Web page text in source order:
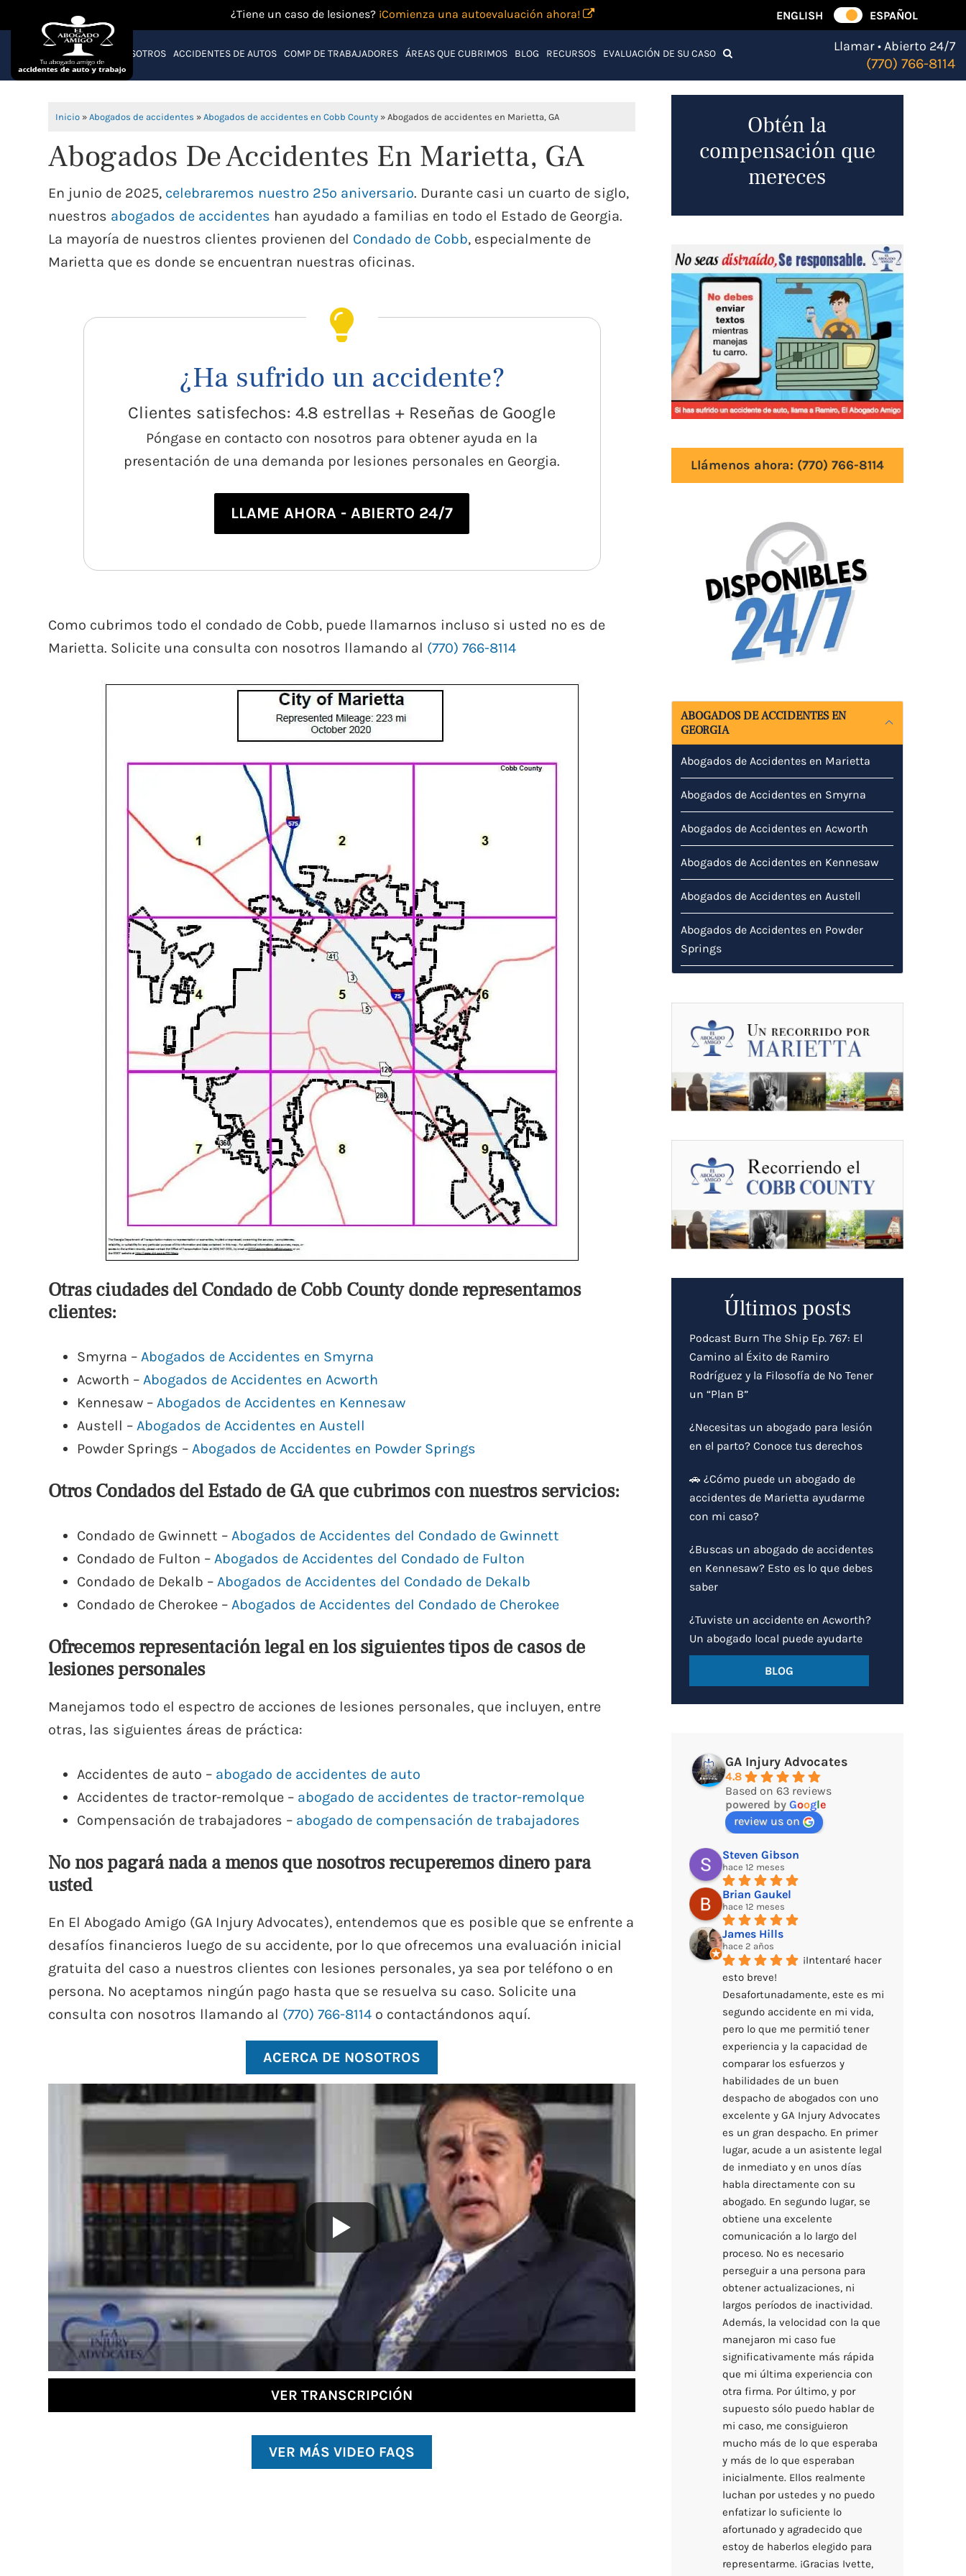
¿Tiene un caso de lesiones? ¡Comienza una autoevaluación ahora! ENGLISH ESPAÑOL
NOSOTROS ACCIDENTES DE AUTOS COMP DE TRABAJADORES ÁREAS QUE CUBRIMOS BLOG RECURSOS EVALUACIÓN DE SU CASO Llamar • Abierto 24/7
(770) 766-8114
Inicio »Abogados de accidentes »Abogados de accidentes en Cobb County »Abogados de accidentes en Marietta, GA
Abogados De Accidentes En Marietta, GA
En junio de 2025, celebraremos nuestro 25o aniversario. Durante casi un cuarto de siglo,
nuestros abogados de accidentes han ayudado a familias en todo el Estado de Georgia.
La mayoría de nuestros clientes provienen del Condado de Cobb, especialmente de
Marietta que es donde se encuentran nuestras oficinas.
¿Ha sufrido un accidente?
Clientes satisfechos: 4.8 estrellas + Reseñas de Google
Póngase en contacto con nosotros para obtener ayuda en la
presentación de una demanda por lesiones personales en Georgia.
LLAME AHORA - ABIERTO 24/7
Como cubrimos todo el condado de Cobb, puede llamarnos incluso si usted no es de
Marietta. Solicite una consulta con nosotros llamando al (770) 766-8114
Otras ciudades del Condado de Cobb County donde representamos
clientes:
Smyrna –Abogados de Accidentes en Smyrna
Acworth –Abogados de Accidentes en Acworth
Kennesaw –Abogados de Accidentes en Kennesaw
Austell –Abogados de Accidentes en Austell
Powder Springs –Abogados de Accidentes en Powder Springs
Otros Condados del Estado de GA que cubrimos con nuestros servicios:
Condado de Gwinnett –Abogados de Accidentes del Condado de Gwinnett
Condado de Fulton –Abogados de Accidentes del Condado de Fulton
Condado de Dekalb –Abogados de Accidentes del Condado de Dekalb
Condado de Cherokee –Abogados de Accidentes del Condado de Cherokee
Ofrecemos representación legal en los siguientes tipos de casos de
lesiones personales
Manejamos todo el espectro de acciones de lesiones personales, que incluyen, entre
otras, las siguientes áreas de práctica:
Accidentes de auto – abogado de accidentes de auto
Accidentes de tractor-remolque – abogado de accidentes de tractor-remolque
Compensación de trabajadores – abogado de compensación de trabajadores
No nos pagará nada a menos que nosotros recuperemos dinero para
usted
En El Abogado Amigo (GA Injury Advocates), entendemos que es posible que se enfrente a
desafíos financieros luego de su accidente, por lo que ofrecemos una evaluación inicial
gratuita del caso a nuestros clientes con lesiones personales, ya sea por teléfono o en
persona. No aceptamos ningún pago hasta que se resuelva su caso. Solicite una
consulta con nosotros llamando al (770) 766-8114 o contactándonos aquí.
ACERCA DE NOSOTROS
VER TRANSCRIPCIÓN
VER MÁS VIDEO FAQS
Obtén la
compensación que
mereces
Llámenos ahora: (770) 766-8114
ABOGADOS DE ACCIDENTES EN
GEORGIA
Abogados de Accidentes en Marietta
Abogados de Accidentes en Smyrna
Abogados de Accidentes en Acworth
Abogados de Accidentes en Kennesaw
Abogados de Accidentes en Austell
Abogados de Accidentes en Powder
Springs
Últimos posts
Podcast Burn The Ship Ep. 767: El
Camino al Éxito de Ramiro
Rodríguez y la Filosofía de No Tener
un “Plan B”
¿Necesitas un abogado para lesión
en el parto? Conoce tus derechos
🚗 ¿Cómo puede un abogado de
accidentes de Marietta ayudarme
con mi caso?
¿Buscas un abogado de accidentes
en Kennesaw? Esto es lo que debes
saber
¿Tuviste un accidente en Acworth?
Un abogado local puede ayudarte
BLOG
GA Injury Advocates
4.8
Based on 63 reviews
powered by Google
review us on
Steven Gibson
hace 12 meses
Brian Gaukel
hace 12 meses
James Hills
hace 2 años
¡Intentaré hacer
esto breve!
Desafortunadamente, este es mi
segundo accidente en mi vida,
pero lo que me permitió tener
experiencia y la capacidad de
comparar los esfuerzos y
habilidades de un buen
despacho de abogados con uno
excelente y GA Injury Advocates
es un gran despacho. En primer
lugar, acude a un asistente legal
de inmediato y en unos días
habla directamente con su
abogado. En segundo lugar, se
obtiene una excelente
comunicación a lo largo del
proceso. No es necesario
perseguir a una persona para
obtener actualizaciones, ni
largos períodos de inactividad.
Además, la velocidad con la que
manejaron mi caso fue
significativamente más rápida
que mi última experiencia con
otra firma. Por último, y por
supuesto sólo puedo hablar de
mi caso, me consiguieron
mucho más de lo que esperaba
y más de lo que esperaban
inicialmente. Ellos realmente
luchan por ustedes y no puedo
enfatizar lo suficiente lo
afortunado y agradecido que
estoy de haberlos elegido para
representarme. ¡Gracias Ivette,